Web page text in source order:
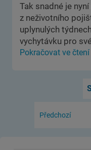
Tak snadné je
z neživotního
uplynulých
vychytávku pro
Pokračovat ve čtení
Předchozí